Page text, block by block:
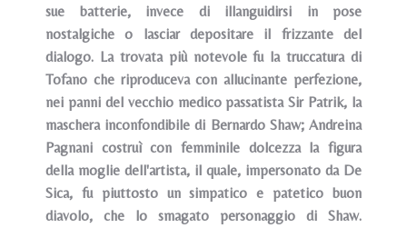
sue batterie, invece di illanguidirsi in pose
nostalgiche o lasciar depositare il frizzante del
dialogo. La trovata più notevole fu la truccatura di
Tofano che riproduceva con allucinante perfezione,
nei panni del vecchio medico passatista Sir Patrik, la
maschera inconfondibile di Bernardo Shaw; Andreina
Pagnani costruì con femminile dolcezza la figura
della moglie dell'artista, il quale, impersonato da De
Sica, fu piuttosto un simpatico e patetico buon
diavolo, che lo smagato personaggio di Shaw.